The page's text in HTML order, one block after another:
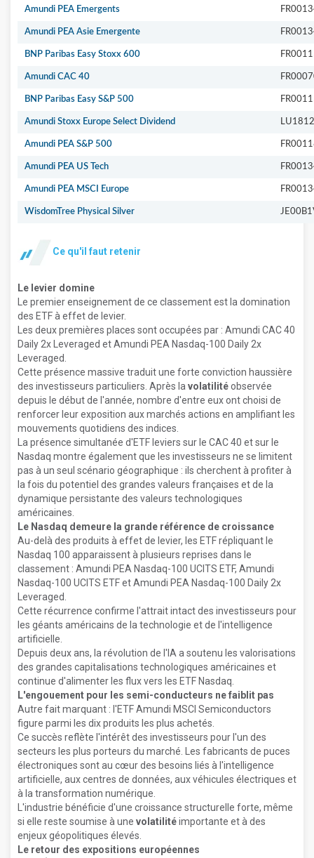
Amundi PEA Emergents
Amundi PEA Asie Emergente
BNP Paribas Easy Stoxx 600
Amundi CAC 40
BNP Paribas Easy S&P 500
Amundi Stoxx Europe Select Dividend
Amundi PEA S&P 500
Amundi PEA US Tech
Amundi PEA MSCI Europe
WisdomTree Physical Silver
Ce qu'il faut retenir
Le levier domine
Le premier enseignement de ce classement est la domination
des ETF à effet de levier.
Les deux premières places sont occupées par : Amundi CAC 40
Daily 2x Leveraged et Amundi PEA Nasdaq-100 Daily 2x
Leveraged.
Cette présence massive traduit une forte conviction haussière
des investisseurs particuliers. Après la volatilitéobservée
depuis le début de l'année, nombre d'entre eux ont choisi de
renforcer leur exposition aux marchés actions en amplifiant les
mouvements quotidiens des indices.
La présence simultanée d'ETF leviers sur le CAC 40 et sur le
Nasdaq montre également que les investisseurs ne se limitent
pas à un seul scénario géographique : ils cherchent à profiter à
la fois du potentiel des grandes valeurs françaises et de la
dynamique persistante des valeurs technologiques
américaines.
Le Nasdaq demeure la grande référence de croissance
Au-delà des produits à effet de levier, les ETF répliquant le
Nasdaq 100 apparaissent à plusieurs reprises dans le
classement : Amundi PEA Nasdaq-100 UCITS ETF, Amundi
Nasdaq-100 UCITS ETF et Amundi PEA Nasdaq-100 Daily 2x
Leveraged.
Cette récurrence confirme l'attrait intact des investisseurs pour
les géants américains de la technologie et de l'intelligence
artificielle.
Depuis deux ans, la révolution de l'IA a soutenu les valorisations
des grandes capitalisations technologiques américaines et
continue d'alimenter les flux vers les ETF Nasdaq.
L'engouement pour les semi-conducteurs ne faiblit pas
Autre fait marquant : l'ETF Amundi MSCI Semiconductors
figure parmi les dix produits les plus achetés.
Ce succès reflète l'intérêt des investisseurs pour l'un des
secteurs les plus porteurs du marché. Les fabricants de puces
électroniques sont au cœur des besoins liés à l'intelligence
artificielle, aux centres de données, aux véhicules électriques et
à la transformation numérique.
L'industrie bénéficie d'une croissance structurelle forte, même
si elle reste soumise à une volatilitéimportante et à des
enjeux géopolitiques élevés.
Le retour des expositions européennes